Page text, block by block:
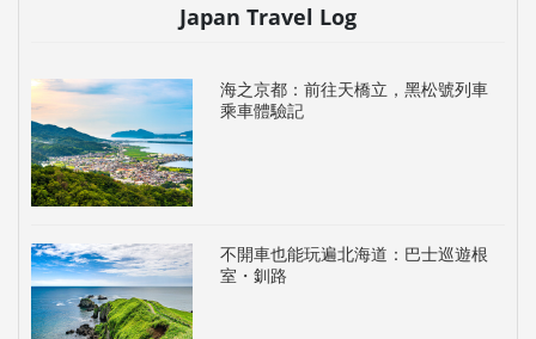
Japan Travel Log
海之京都：前往天橋立，黑松號列車
乘車體驗記
不開車也能玩遍北海道：巴士巡遊根
室・釧路